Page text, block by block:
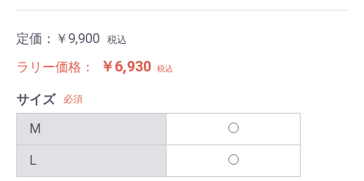
定価： ￥9,900 税込
ラリー価格： ￥6,930 税込
サイズ 必須
M
L